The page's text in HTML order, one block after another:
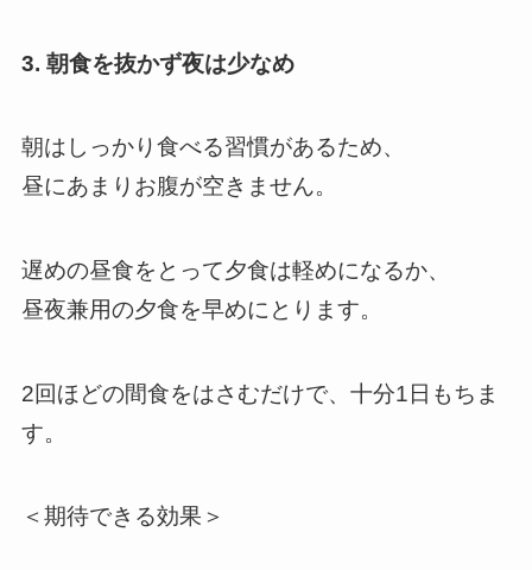
3. 朝食を抜かず夜は少なめ
朝はしっかり食べる習慣があるため、
昼にあまりお腹が空きません。
遅めの昼食をとって夕食は軽めになるか、
昼夜兼用の夕食を早めにとります。
2回ほどの間食をはさむだけで、十分1日もちま
す。
＜期待できる効果＞